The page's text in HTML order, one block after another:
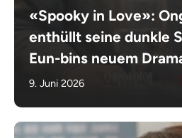
«Spooky in Love»:
enthüllt seine dunkle
Eun-bins neuem
9. Juni 2026